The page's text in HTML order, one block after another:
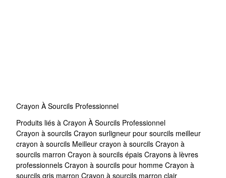
Crayon À Sourcils Professionnel
Produits liés à Crayon À Sourcils Professionnel
Crayon à sourcils Crayon surligneur pour sourcils meilleur
crayon à sourcils Meilleur crayon à sourcils Crayon à
sourcils marron Crayon à sourcils épais Crayons à lèvres
professionnels Crayon à sourcils pour homme Crayon à
sourcils gris marron Crayon à sourcils marron clair